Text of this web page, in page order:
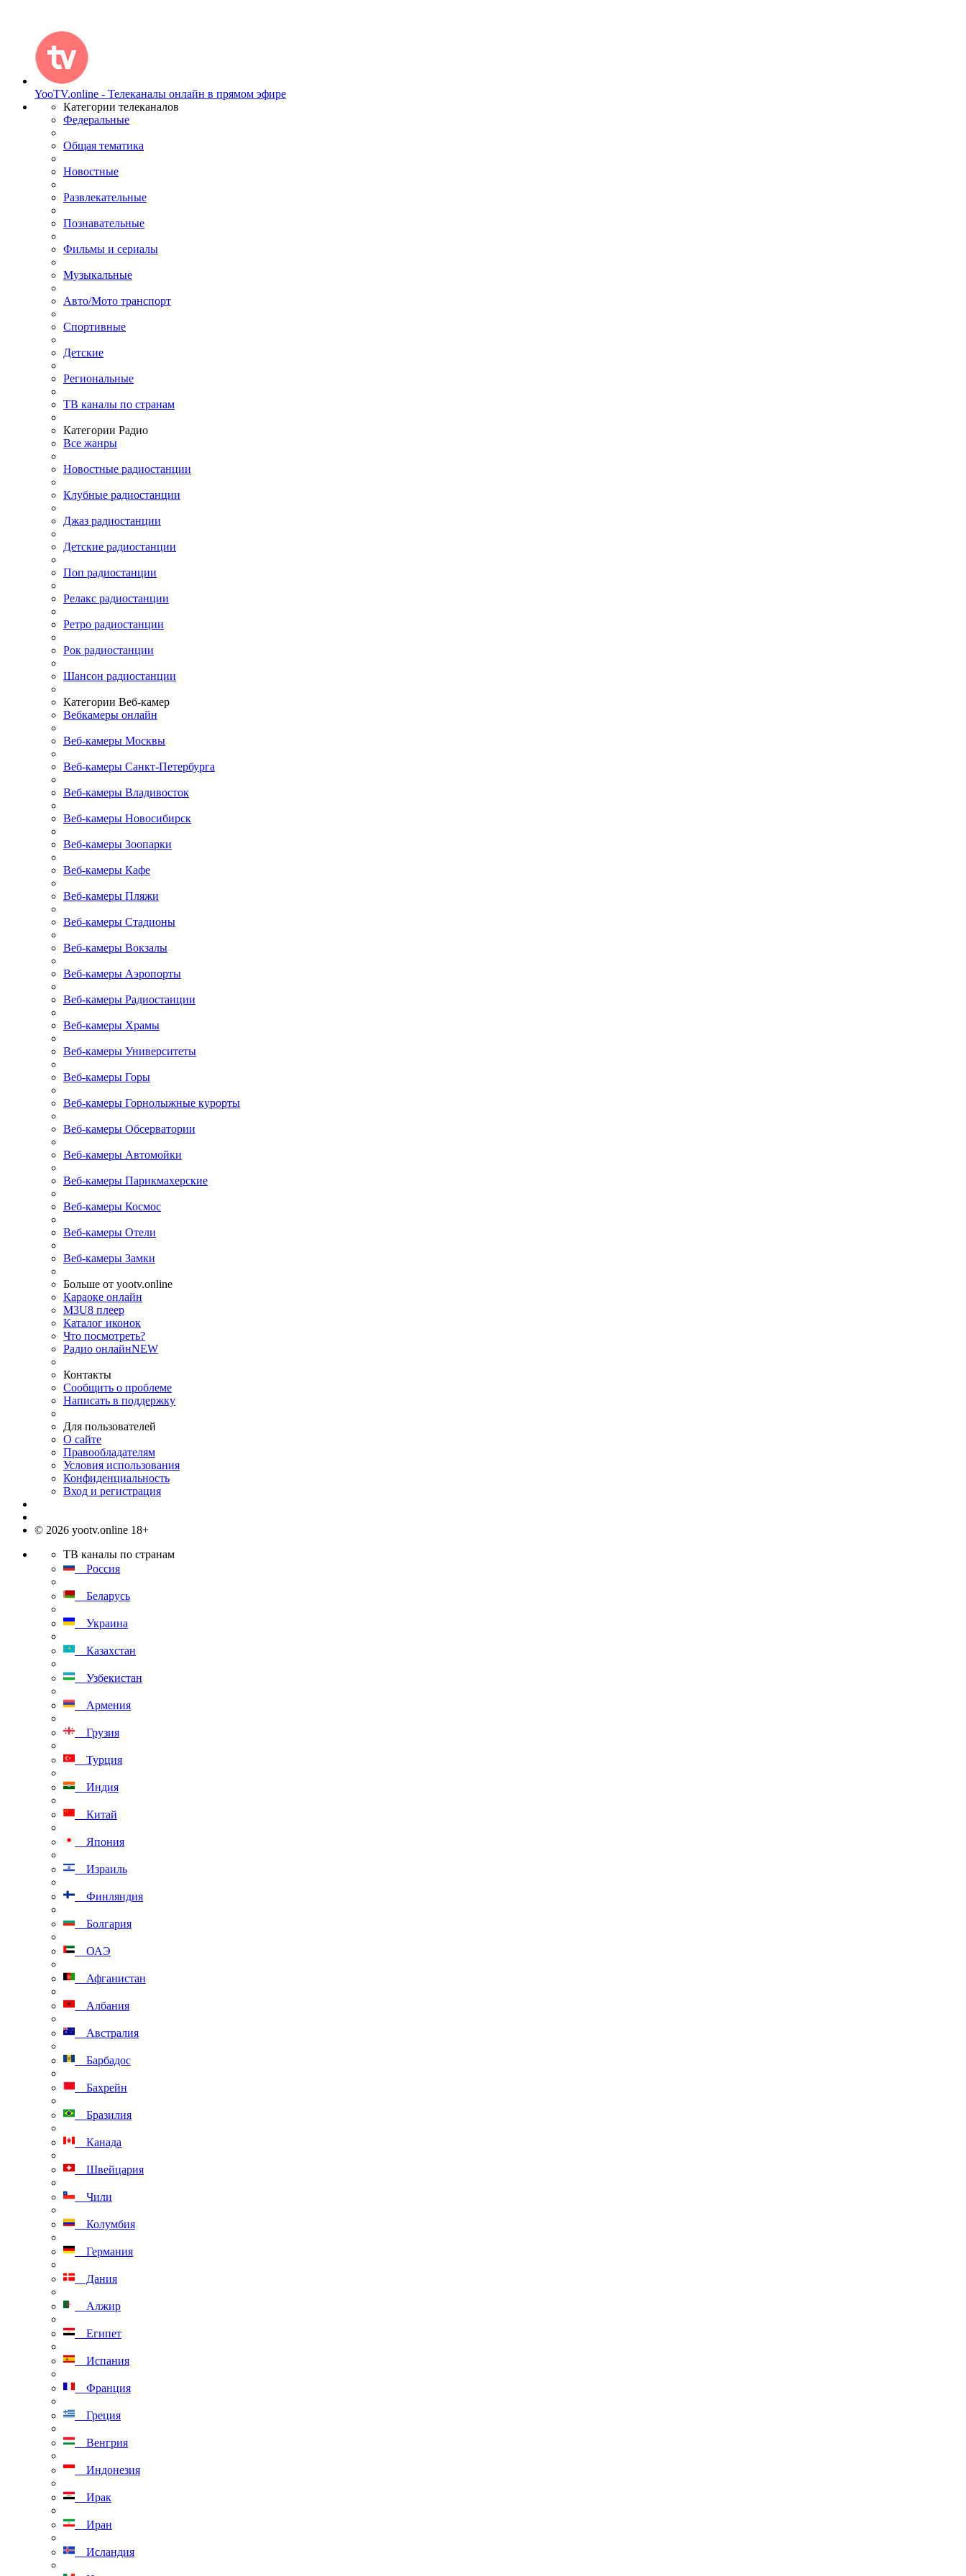
YooTV.online - Телеканалы онлайн в прямом эфире
Категории телеканалов
Федеральные
Общая тематика
Новостные
Развлекательные
Познавательные
Фильмы и сериалы
Музыкальные
Авто/Мото транспорт
Спортивные
Детские
Региональные
ТВ каналы по странам
Категории Радио
Все жанры
Новостные радиостанции
Клубные радиостанции
Джаз радиостанции
Детские радиостанции
Поп радиостанции
Релакс радиостанции
Ретро радиостанции
Рок радиостанции
Шансон радиостанции
Категории Веб-камер
Вебкамеры онлайн
Веб-камеры Москвы
Веб-камеры Санкт-Петербурга
Веб-камеры Владивосток
Веб-камеры Новосибирск
Веб-камеры Зоопарки
Веб-камеры Кафе
Веб-камеры Пляжи
Веб-камеры Стадионы
Веб-камеры Вокзалы
Веб-камеры Аэропорты
Веб-камеры Радиостанции
Веб-камеры Храмы
Веб-камеры Университеты
Веб-камеры Горы
Веб-камеры Горнолыжные курорты
Веб-камеры Обсерватории
Веб-камеры Автомойки
Веб-камеры Парикмахерские
Веб-камеры Космос
Веб-камеры Отели
Веб-камеры Замки
Больше от yootv.online
Караоке онлайн
M3U8 плеер
Каталог иконок
Что посмотреть?
Радио онлайнNEW
Контакты
Сообщить о проблеме
Написать в поддержку
Для пользователей
О сайте
Правообладателям
Условия использования
Конфиденциальность
Вход и регистрация
© 2026 yootv.online 18+
ТВ каналы по странам
Россия
Беларусь
Украина
Казахстан
Узбекистан
Армения
Грузия
Турция
Индия
Китай
Япония
Израиль
Финляндия
Болгария
ОАЭ
Афганистан
Албания
Австралия
Барбадос
Бахрейн
Бразилия
Канада
Швейцария
Чили
Колумбия
Германия
Дания
Алжир
Египет
Испания
Франция
Греция
Венгрия
Индонезия
Ирак
Иран
Исландия